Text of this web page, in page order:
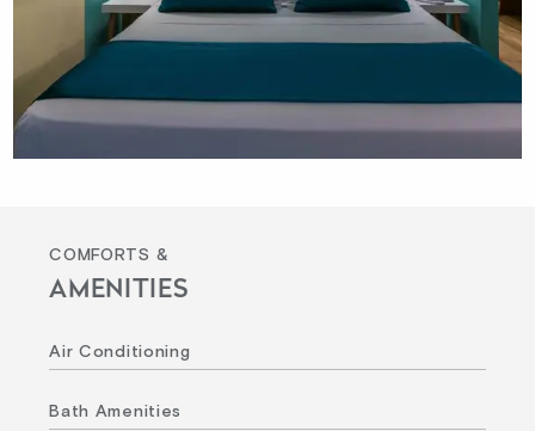
COMFORTS &
AMENITIES
Air Conditioning
Bath Amenities